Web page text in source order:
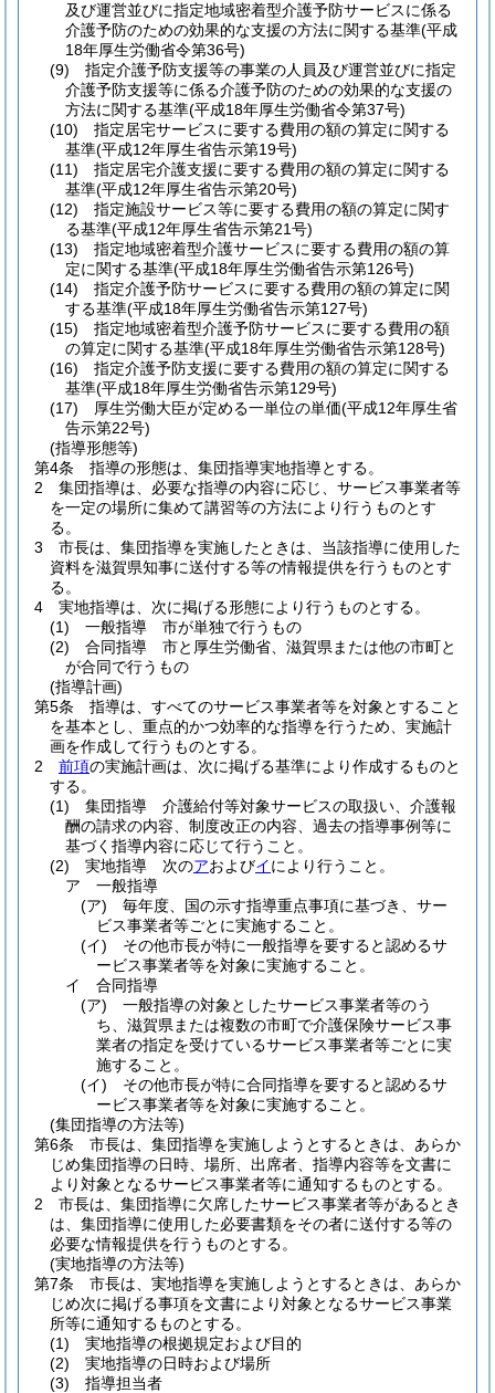
及び運営並びに指定地域密着型介護予防サービスに係る
介護予防のための効果的な支援の方法に関する基準(平成
18年厚生労働省令第36号)
(9)
指定介護予防支援等の事業の人員及び運営並びに指定
介護予防支援等に係る介護予防のための効果的な支援の
方法に関する基準(平成18年厚生労働省令第37号)
(10)
指定居宅サービスに要する費用の額の算定に関する
基準(平成12年厚生省告示第19号)
(11)
指定居宅介護支援に要する費用の額の算定に関する
基準(平成12年厚生省告示第20号)
(12)
指定施設サービス等に要する費用の額の算定に関す
る基準(平成12年厚生省告示第21号)
(13)
指定地域密着型介護サービスに要する費用の額の算
定に関する基準(平成18年厚生労働省告示第126号)
(14)
指定介護予防サービスに要する費用の額の算定に関
する基準(平成18年厚生労働省告示第127号)
(15)
指定地域密着型介護予防サービスに要する費用の額
の算定に関する基準(平成18年厚生労働省告示第128号)
(16)
指定介護予防支援に要する費用の額の算定に関する
基準(平成18年厚生労働省告示第129号)
(17)
厚生労働大臣が定める一単位の単価(平成12年厚生省
告示第22号)
(指導形態等)
第4条
指導の形態は、集団指導実地指導とする。
2
集団指導は、必要な指導の内容に応じ、サービス事業者等
を一定の場所に集めて講習等の方法により行うものとす
る。
3
市長は、集団指導を実施したときは、当該指導に使用した
資料を滋賀県知事に送付する等の情報提供を行うものとす
る。
4
実地指導は、次に掲げる形態により行うものとする。
(1)
一般指導 市が単独で行うもの
(2)
合同指導 市と厚生労働省、滋賀県または他の市町と
が合同で行うもの
(指導計画)
第5条
指導は、すべてのサービス事業者等を対象とすること
を基本とし、重点的かつ効率的な指導を行うため、実施計
画を作成して行うものとする。
2
前項の実施計画は、次に掲げる基準により作成するものと
する。
(1)
集団指導 介護給付等対象サービスの取扱い、介護報
酬の請求の内容、制度改正の内容、過去の指導事例等に
基づく指導内容に応じて行うこと。
(2)
実地指導 次のアおよびイにより行うこと。
ア
一般指導
(ア)
毎年度、国の示す指導重点事項に基づき、サー
ビス事業者等ごとに実施すること。
(イ)
その他市長が特に一般指導を要すると認めるサ
ービス事業者等を対象に実施すること。
イ
合同指導
(ア)
一般指導の対象としたサービス事業者等のう
ち、滋賀県または複数の市町で介護保険サービス事
業者の指定を受けているサービス事業者等ごとに実
施すること。
(イ)
その他市長が特に合同指導を要すると認めるサ
ービス事業者等を対象に実施すること。
(集団指導の方法等)
第6条
市長は、集団指導を実施しようとするときは、あらか
じめ集団指導の日時、場所、出席者、指導内容等を文書に
より対象となるサービス事業者等に通知するものとする。
2
市長は、集団指導に欠席したサービス事業者等があるとき
は、集団指導に使用した必要書類をその者に送付する等の
必要な情報提供を行うものとする。
(実地指導の方法等)
第7条
市長は、実地指導を実施しようとするときは、あらか
じめ次に掲げる事項を文書により対象となるサービス事業
所等に通知するものとする。
(1)
実地指導の根拠規定および目的
(2)
実地指導の日時および場所
(3)
指導担当者